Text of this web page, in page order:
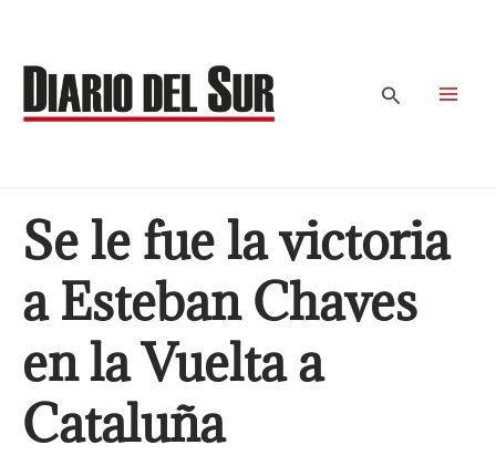
contenido
Buscar
Se le fue la victoria
a Esteban Chaves
en la Vuelta a
Cataluña